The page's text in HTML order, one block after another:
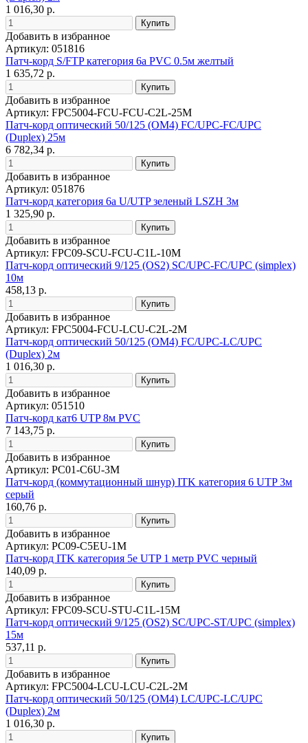
1 016,30 р.
Добавить в избранное
Артикул: 051816
Патч-корд S/FTP категория 6а PVC 0.5м желтый
1 635,72 р.
Добавить в избранное
Артикул: FPC5004-FCU-FCU-C2L-25M
Патч-корд оптический 50/125 (OM4) FC/UPC-FC/UPC
(Duplex) 25м
6 782,34 р.
Добавить в избранное
Артикул: 051876
Патч-корд категория 6a U/UTP зеленый LSZH 3м
1 325,90 р.
Добавить в избранное
Артикул: FPC09-SCU-FCU-C1L-10M
Патч-корд оптический 9/125 (OS2) SC/UPC-FC/UPC (simplex)
10м
458,13 р.
Добавить в избранное
Артикул: FPC5004-FCU-LCU-C2L-2M
Патч-корд оптический 50/125 (OM4) FC/UPC-LC/UPC
(Duplex) 2м
1 016,30 р.
Добавить в избранное
Артикул: 051510
Патч-корд кат6 UTP 8м PVC
7 143,75 р.
Добавить в избранное
Артикул: PC01-C6U-3M
Патч-корд (коммутационный шнур) ITK категория 6 UTP 3м
серый
160,76 р.
Добавить в избранное
Артикул: PC09-C5EU-1M
Патч-корд ITK категория 5е UTP 1 метр PVC черный
140,09 р.
Добавить в избранное
Артикул: FPC09-SCU-STU-C1L-15M
Патч-корд оптический 9/125 (OS2) SC/UPC-ST/UPC (simplex)
15м
537,11 р.
Добавить в избранное
Артикул: FPC5004-LCU-LCU-C2L-2M
Патч-корд оптический 50/125 (OM4) LC/UPC-LC/UPC
(Duplex) 2м
1 016,30 р.